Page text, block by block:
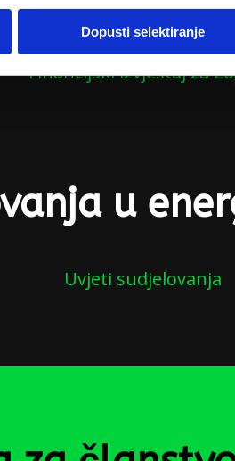
Dopusti selektiranje
Godišnji izvještaj za
Financijski izvještaj za
u
Uvjeti sudjelovanja